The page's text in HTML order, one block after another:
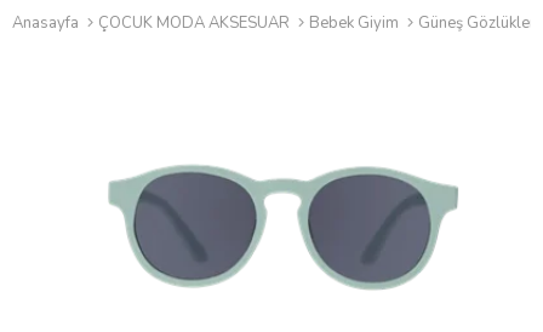
Anasayfa ÇOCUK MODA AKSESUAR Bebek Giyim Güneş Gözlükleri